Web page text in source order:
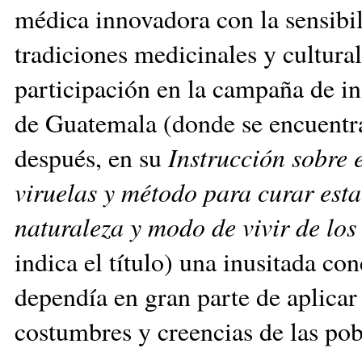
mé­dica innovadora con la
tradiciones medici­na­les y
par­tici­pación en la campaña de
de Guatemala (donde se
des­pués, en suInstrucción so­bre
viruelas y método para curar
naturaleza y modo de vivir de
indica el título) una inu­si­tada
dependía en gran parte de
costumbres y creencias de las